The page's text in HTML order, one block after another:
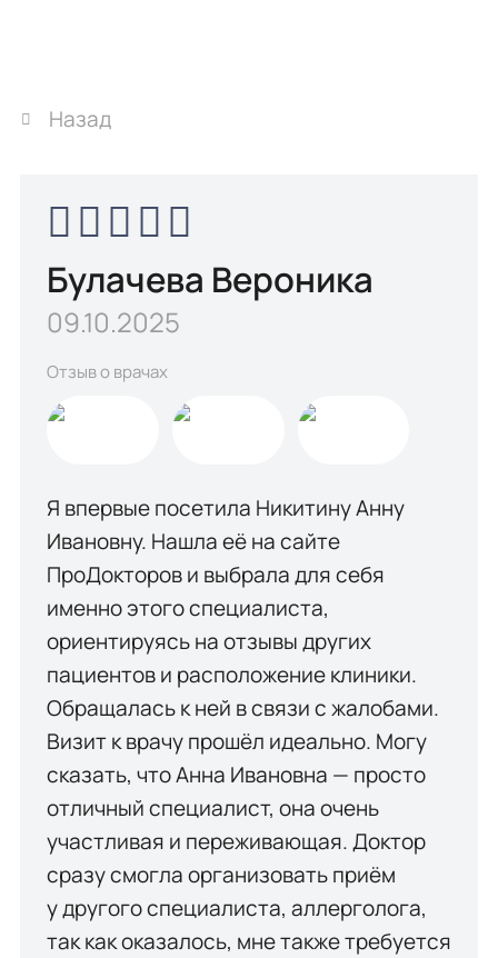
Назад
Булачева Вероника
09.10.2025
Отзыв о врачах
Я впервые посетила Никитину Анну
Ивановну. Нашла её на сайте
ПроДокторов и выбрала для себя
именно этого специалиста,
ориентируясь на отзывы других
пациентов и расположение клиники.
Обращалась к ней в связи с жалобами.
Визит к врачу прошёл идеально. Могу
сказать, что Анна Ивановна — просто
отличный специалист, она очень
участливая и переживающая. Доктор
сразу смогла организовать приём
у другого специалиста, аллерголога,
так как оказалось, мне также требуется